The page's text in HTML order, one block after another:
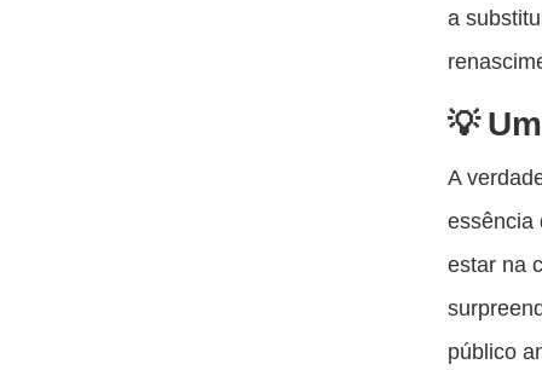
a
A
essência
estar na
público